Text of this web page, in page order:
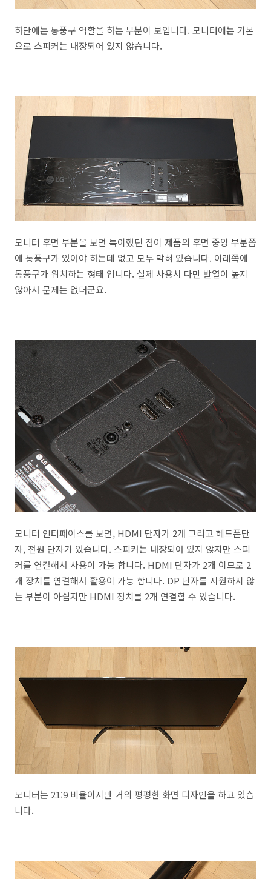
하단에는 통풍구 역할을 하는 부분이 보입니다. 모니터에는 기본
으로 스피커는 내장되어 있지 않습니다.
모니터 후면 부분을 보면 특이했던 점이 제품의 후면 중앙 부분쯤
에 통풍구가 있어야 하는데 없고 모두 막혀 있습니다. 아래쪽에
통풍구가 위치하는 형태 입니다. 실제 사용시 다만 발열이 높지
않아서 문제는 없더군요.
모니터 인터페이스를 보면, HDMI 단자가 2개 그리고 헤드폰단
자, 전원 단자가 있습니다. 스피커는 내장되어 있지 않지만 스피
커를 연결해서 사용이 가능 합니다. HDMI 단자가 2개 이므로 2
개 장치를 연결해서 활용이 가능 합니다. DP 단자를 지원하지 않
는 부분이 아쉽지만 HDMI 장치를 2개 연결할 수 있습니다.
모니터는 21:9 비율이지만 거의 평평한 화면 디자인을 하고 있습
니다.